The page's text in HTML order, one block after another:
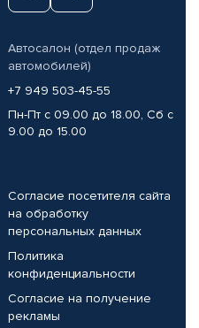
Автосалон (отдел продаж
автомобилей)
+7 949 503-45-55
Пн-Пт с 09.00 до 18.00, Сб с
9.00 до 15.00
Согласие посетителя сайта
на обработку
персональных данных
Политика
конфиденциальности
Согласие на получение
рекламы